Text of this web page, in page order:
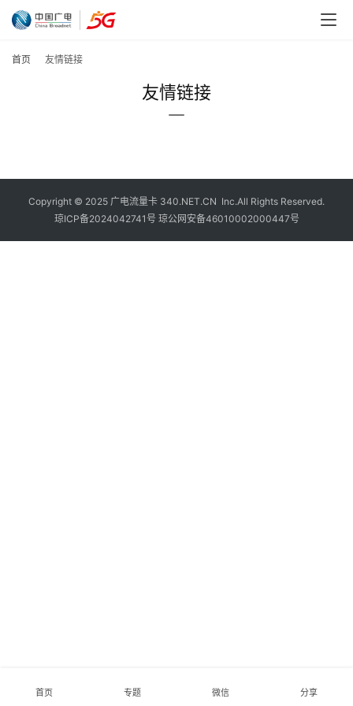
首页 友情链接
友情链接
Copyright © 2025 广电流量卡 340.NET.CN Inc.All Rights Reserved.
琼ICP备2024042741号 琼公网安备46010002000447号
首页 专题 微信 分享